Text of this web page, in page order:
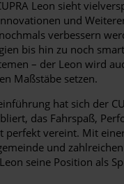
Leon sieht
und
verbessern
bis hin zu noch
– der Leon wird
Maßstäbe setzen.
hat sich der
das Fahrspaß,
perfekt vereint. Mit
und
seine Position als